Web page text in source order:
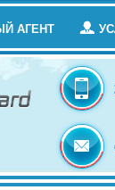
АГЕНТ